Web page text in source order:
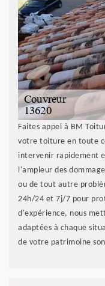
Faites appel à BM
votre toiture en toute
intervenir rapidement
l'ampleur des
ou de tout autre
24h/24 et 7j/7 pour
d'expérience, nous
adaptées à chaque
de votre patrimoine